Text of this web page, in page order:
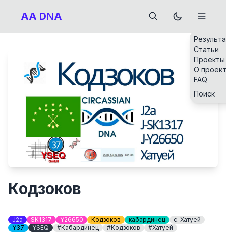
AA DNA
Статьи
Проекты
О
FAQ
Поиск
Кодзоков
J2a SK1317 Y26650 Кодзоков кабардинец
с. Хатуей
Y37
YSEQ #Кабардинец #Кодзоков #Хатуей